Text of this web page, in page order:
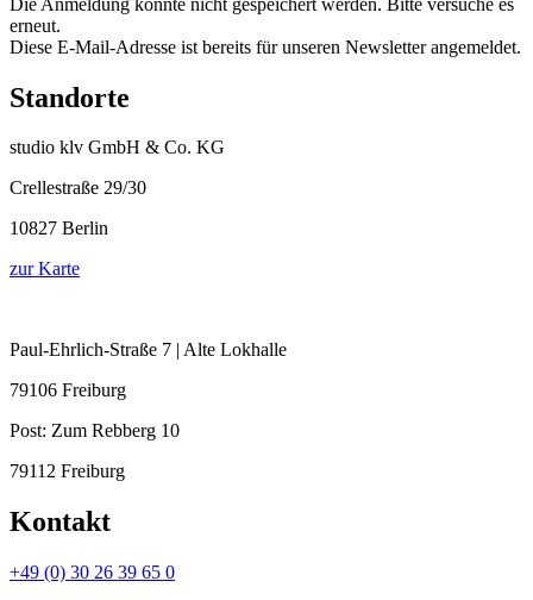
erneut.
Diese E-Mail-Adresse ist bereits für unseren Newsletter angemeldet.
Standorte
studio klv GmbH & Co. KG
Crellestraße 29/30
10827 Berlin
zur Karte
Paul-Ehrlich-Straße 7 | Alte Lokhalle
79106 Freiburg
Post: Zum Rebberg 10
79112 Freiburg
Kontakt
+49 (0) 30 26 39 65 0